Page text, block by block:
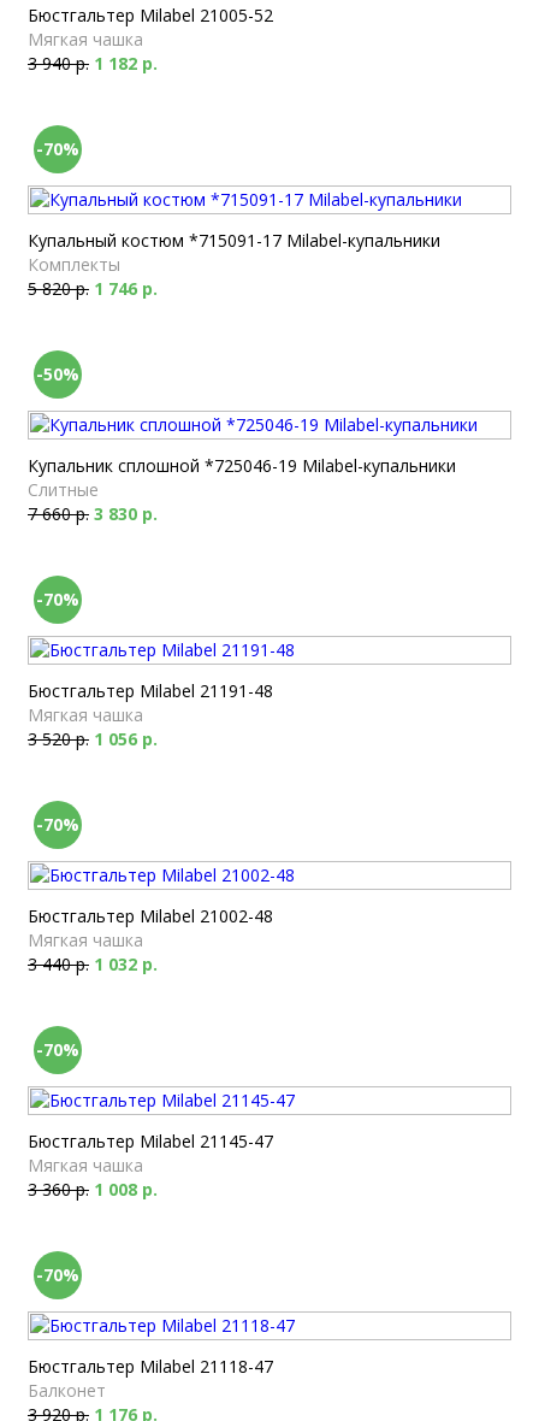
Бюстгальтер Milabel 21005-52
Мягкая чашка
3 940 р. 1 182 р.
-70%
Купальный костюм *715091-17 Milabel-купальники
Комплекты
5 820 р. 1 746 р.
-50%
Купальник сплошной *725046-19 Milabel-купальники
Слитные
7 660 р. 3 830 р.
-70%
Бюстгальтер Milabel 21191-48
Мягкая чашка
3 520 р. 1 056 р.
-70%
Бюстгальтер Milabel 21002-48
Мягкая чашка
3 440 р. 1 032 р.
-70%
Бюстгальтер Milabel 21145-47
Мягкая чашка
3 360 р. 1 008 р.
-70%
Бюстгальтер Milabel 21118-47
Балконет
3 920 р. 1 176 р.